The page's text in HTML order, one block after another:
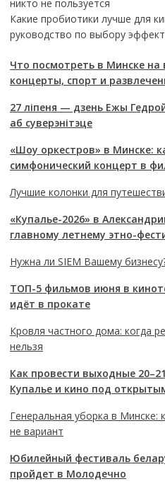
никто не пользуется
Какие пробиотики лучше для
руководство по выбору
Что посмотреть в Минске
концерты, спорт и
27 ліпеня — дзень Ежы
аб суверэнітэце
«Шоу оркестров» в Минске:
симфонический концерт в
Лучшие колонки для
«Купалье-2026» в
главному летнему этно-
Нужна ли SIEM Вашему
ТОП-5 фильмов июня в
идёт в прокате
Кровля частного дома: когда
нельзя
Как провести выходные
Купалье и кино под
Генеральная уборка в Минске:
не вариант
Юбилейный фестиваль
пройдет в Молодечно